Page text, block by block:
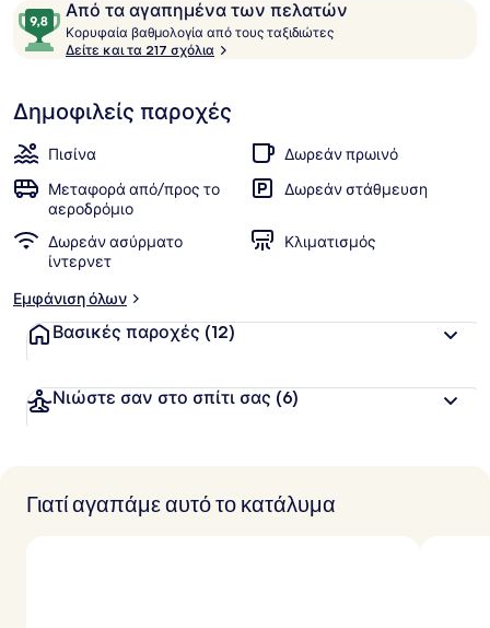
652 €
ΣχόλιαΑπό τα αγαπημένα των πελατών
9,8
στα
10,
τα
αγαπημένα
των
Κορυφαία βαθμολογία από τους ταξιδιώτες
ί
θ
ο
α
Δείτε και τα 217 σχόλια
Δημοφιλείς παροχές
Πισίνα
Δωρεάν πρωινό
Μεταφορά από/προς το
αεροδρόμιο
Δωρεάν στάθμευση
Δωρεάν ασύρματο
ίντερνετ
Κλιματισμός
Εμφάνιση όλων
Βασικές παροχές (12)
Νιώστε σαν στο σπίτι σας (6)
Γιατί αγαπάμε αυτό το κατάλυμα